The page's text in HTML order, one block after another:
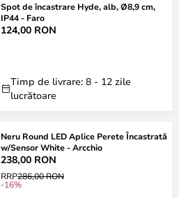
Spot de încastrare Hyde, alb, Ø8,9 cm,
IP44 - Faro
124,00 RON
Timp de livrare: 8 - 12 zile
lucrătoare
Neru Round LED Aplice Perete Încastrată
w/Sensor White - Arcchio
238,00 RON
RRP286,00 RON
-16%